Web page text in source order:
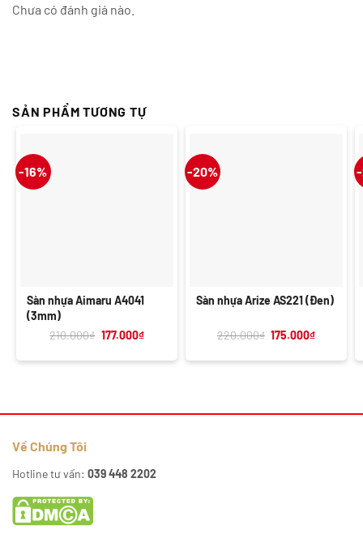
Chưa có đánh giá nào.
SẢN PHẨM TƯƠNG TỰ
-16%
Sàn nhựa Aimaru A4041
(3mm)
210.000₫ Giá
210.000₫.
177.000₫Giá
là:
-20%
Sàn nhựa Arize AS221 (Đen)
220.000₫ Giá
220.000₫.
175.000₫Giá
là:
Về Chúng Tôi
Hotline tư vấn: 039 448 2202